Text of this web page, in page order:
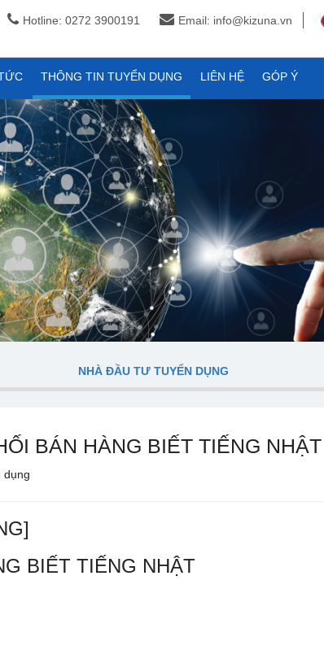
Hotline: 0272 3900191 Email: info@kizuna.vn
THÔNG TIN TUYỂN DỤNG LIÊN HỆ GÓP Ý
NHÀ ĐẦU TƯ TUYỂN DỤNG
BÁN HÀNG BIẾT TIẾNG NHẬT
dụng
BIẾT TIẾNG NHẬT